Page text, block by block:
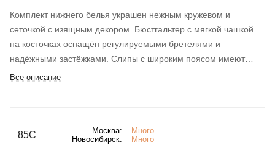
Комплект нижнего белья украшен нежным кружевом и
сеточкой с изящным декором. Бюстгальтер с мягкой чашкой
на косточках оснащён регулируемыми бретелями и
надёжными застёжками. Слипы с широким поясом имеют
плоские ровные швы для максимального комфорта.
Все описание
85C Москва:
Много
Новосибирск:
Много